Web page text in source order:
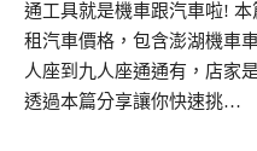
通工具就是機車跟汽車啦!
租汽車價格，包含澎湖機車
人座到九人座通通有，店家
透過本篇分享讓你快速挑…